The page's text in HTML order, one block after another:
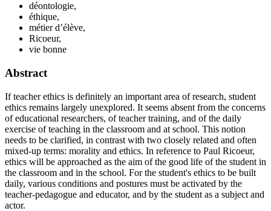
déontologie,
éthique,
métier d’élève,
Ricoeur,
vie bonne
Abstract
If teacher ethics is definitely an important area of research, student
ethics remains largely unexplored. It seems absent from the concerns
of educational researchers, of teacher training, and of the daily
exercise of teaching in the classroom and at school. This notion
needs to be clarified, in contrast with two closely related and often
mixed-up terms: morality and ethics. In reference to Paul Ricoeur,
ethics will be approached as the aim of the good life of the student in
the classroom and in the school. For the student's ethics to be built
daily, various conditions and postures must be activated by the
teacher-pedagogue and educator, and by the student as a subject and
actor.